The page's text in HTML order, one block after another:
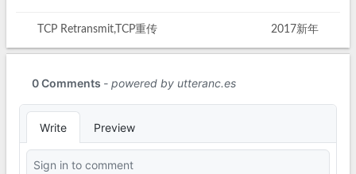
TCP Retransmit,TCP重传 2017新年